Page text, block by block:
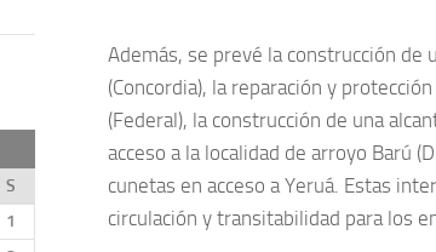
Además, se prevé la construcción de
(Concordia), la reparación y
(Federal), la construcción de una
acceso a la localidad de arroyo Barú
cunetas en acceso a Yeruá. Estas
circulación y transitabilidad para los
S
1